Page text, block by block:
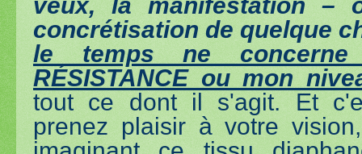
concrétisation de quelque
le temps ne
RÉSISTANCE ou mon
tout ce dont il s'agit. Et
prenez plaisir à votre